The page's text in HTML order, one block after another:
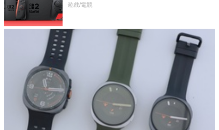
戲卡的選擇
遊戲/電競